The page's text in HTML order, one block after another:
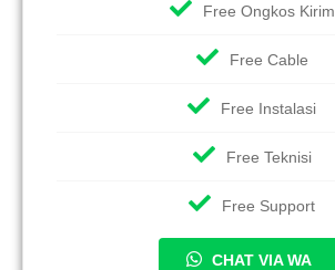
Free Ongkos Kirim
Free Cable
Free Instalasi
Free Teknisi
Free Support
CHAT VIA WA